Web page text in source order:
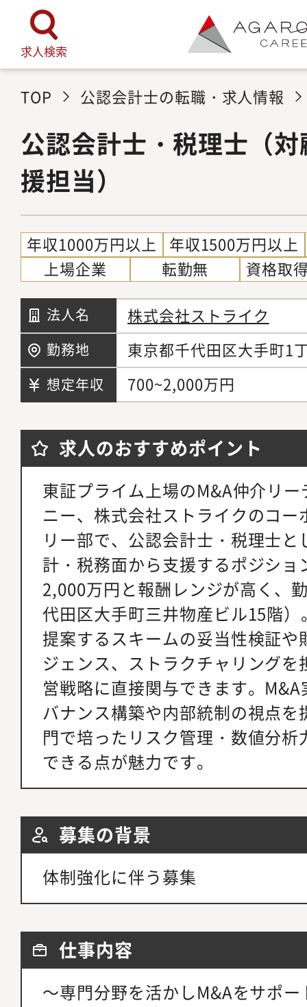
求人検索
TOP 公認会計士の転職・求人情報
公認会計士・税理士（
援担当）
年収1000万円以上
年収1500万円以上
上場企業
転勤無 資格取
法人名 株式会社ストライク
勤務地 東京都千代田区大手町1
想定年収 700~2,000万円
求人のおすすめポイント
東証プライム上場のM&A仲介リ
ニー、株式会社ストライクのコ
リー部で、公認会計士・税理士
計・税務面から支援するポジショ
2,000万円と報酬レンジが高く、
代田区大手町三井物産ビル15階
提案するスキームの妥当性検証
ジェンス、ストラクチャリング
営戦略に直接関与できます。
バナンス構築や内部統制の視点
門で培ったリスク管理・数値分
できる点が魅力です。
募集の背景
体制強化に伴う募集
仕事内容
～専門分野を活かしM&Aをサポー